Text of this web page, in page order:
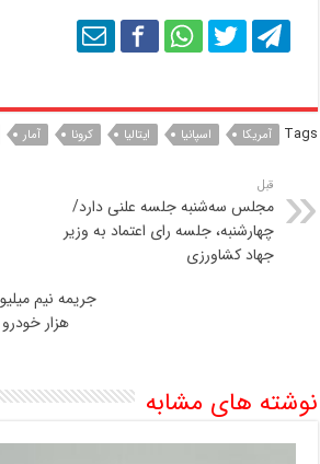
Tags آمریکا اسپانیا ایتالیا کرونا آمار
قبل
مجلس سه‌شنبه جلسه علنی دارد/
چهارشنبه، جلسه رای اعتماد به وزیر
جهاد کشاورزی
هزار
نوشته های مشابه